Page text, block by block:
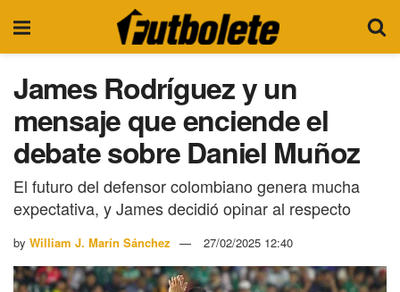
James Rodríguez y un
mensaje que enciende el
debate sobre Daniel Muñoz
El futuro del defensor colombiano genera mucha
expectativa, y James decidió opinar al respecto
by William J. Marín Sánchez 27/02/2025 12:40